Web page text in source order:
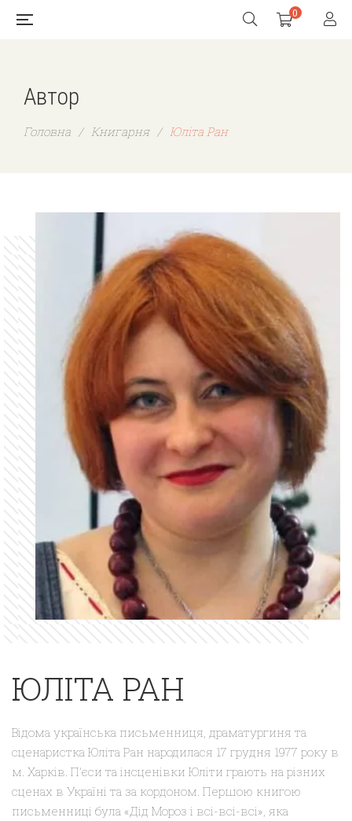
0
Автор
Головна / Книгарня / Юліта Ран
ЮЛІТА РАН
Відома українська письменниця, драматургиня та
сценаристка Юліта Ран народилася 17 грудня 1977 року в
м. Харків. П’єси та інсценівки Юліти грають на різних
сценах в Україні та за кордоном. Першою книгою
письменниці була «Дід Мороз і всі-всі-всі», яка